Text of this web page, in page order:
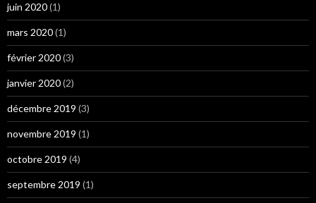
juin 2020(1)
mars 2020(1)
février 2020(3)
janvier 2020(2)
décembre 2019 (3)
novembre 2019 (1)
octobre 2019 (4)
septembre 2019 (1)